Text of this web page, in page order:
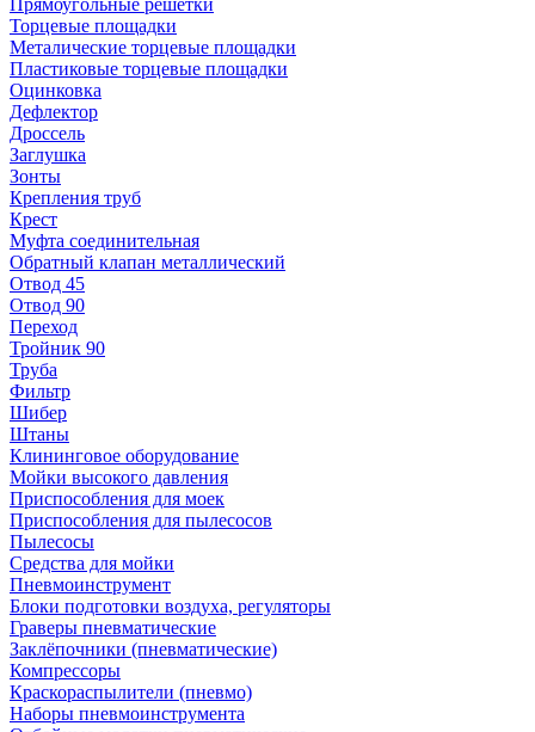
Прямоугольные решетки
Торцевые площадки
Металические торцевые площадки
Пластиковые торцевые площадки
Оцинковка
Дефлектор
Дроссель
Заглушка
Зонты
Крепления труб
Крест
Муфта соединительная
Обратный клапан металлический
Отвод 45
Отвод 90
Переход
Тройник 90
Труба
Фильтр
Шибер
Штаны
Клининговое оборудование
Мойки высокого давления
Приспособления для моек
Приспособления для пылесосов
Пылесосы
Средства для мойки
Пневмоинструмент
Блоки подготовки воздуха, регуляторы
Граверы пневматические
Заклёпочники (пневматические)
Компрессоры
Краскораспылители (пневмо)
Наборы пневмоинструмента